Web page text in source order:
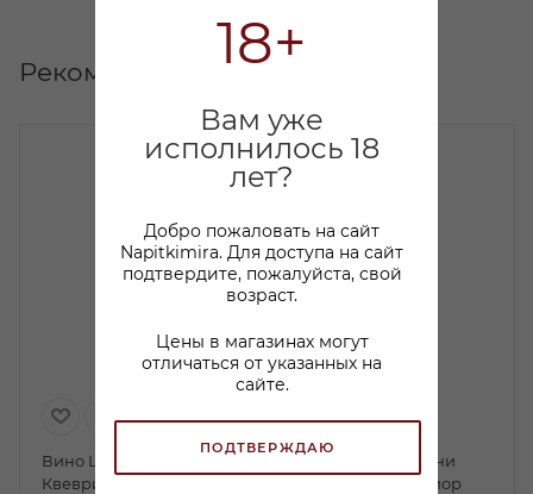
18+
Вам уже
исполнилось 18
лет?
Добро пожаловать на сайт
Napitkimira. Для доступа на сайт
подтвердите, пожалуйста, свой
возраст.
Цены в магазинах могут
отличаться от указанных на
сайте.
ПОДТВЕРЖДАЮ
Рекомендуем
Вино Шато Мухрани
Квеври белое сухое
Вино Шато Мухрани
Ркацители Супериор